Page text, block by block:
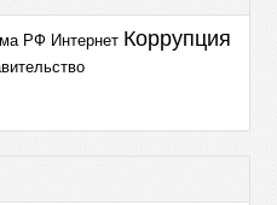
РФ Интернет Коррупция